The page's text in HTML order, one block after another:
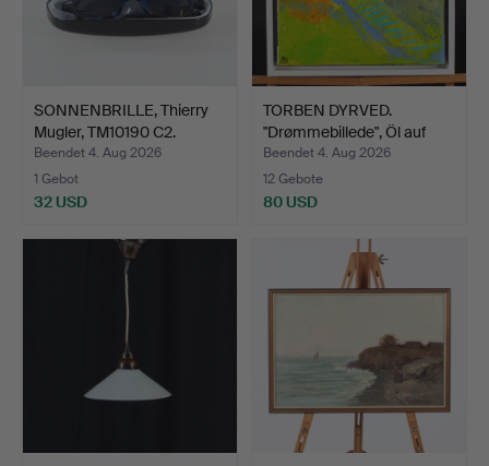
SONNENBRILLE, Thierry
Mugler, TM10190 C2.
Beendet 4. Aug 2026
1 Gebot
32 USD
TORBEN DYRVED.
"Drømmebillede", Öl auf
Lei…
Beendet 4. Aug 2026
12 Gebote
80 USD